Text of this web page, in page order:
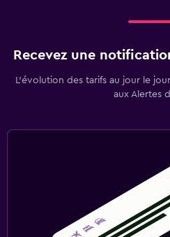
Recevez une
L’évolution des tarifs au jour le
aux Alertes